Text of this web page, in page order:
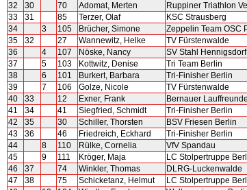
32
30 70 Adomat, Merten Ruppiner Triathlon
33
31 85 Terzer, Olaf KSC Strausberg
34
3 105 Brücher, Simone Zeppelin Team OSC
35
32 27 Wannewitz, Helke TV Fürstenwalde
36
4 107 Nöske, Nancy SV Stahl Hennigsdorf
37
5 103 Kottwitz, Denise Tri Team Berlin
38
6 101 Burkert, Barbara Tri-Finisher Berlin
39
7 106 Golze, Nicole TV Fürstenwalde
40
33 12 Exner, Frank Bernauer Lauffreunde
41
34 41 Siegfried, Schmidt Tri-Finisher Berlin
42
35 30 Schiller, Thorsten BSV Friesen Berlin
43
36 46 Friedreich, Eckhard Tri-Finisher Berlin
44
8 110 Rülke, Cornelia VfV Spandau
45
9 111 Kröger, Maja LC Stolpertruppe
46
37 74 Winkler, Thomas DLRG-Luckenwalde
47
38 75 Schicketanz, Helmut LC Stolpertruppe